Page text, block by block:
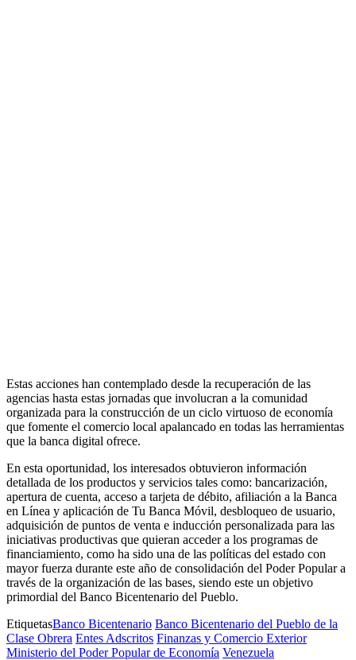
Estas acciones han contemplado desde la recuperación de las
agencias hasta estas jornadas que involucran a la comunidad
organizada para la construcción de un ciclo virtuoso de economía
que fomente el comercio local apalancado en todas las herramientas
que la banca digital ofrece.
En esta oportunidad, los interesados obtuvieron información
detallada de los productos y servicios tales como: bancarización,
apertura de cuenta, acceso a tarjeta de débito, afiliación a la Banca
en Línea y aplicación de Tu Banca Móvil, desbloqueo de usuario,
adquisición de puntos de venta e inducción personalizada para las
iniciativas productivas que quieran acceder a los programas de
financiamiento, como ha sido una de las políticas del estado con
mayor fuerza durante este año de consolidación del Poder Popular a
través de la organización de las bases, siendo este un objetivo
primordial del Banco Bicentenario del Pueblo.
EtiquetasBanco Bicentenario Banco Bicentenario del Pueblo de la
Clase Obrera Entes Adscritos Finanzas y Comercio Exterior
Ministerio del Poder Popular de Economía Venezuela